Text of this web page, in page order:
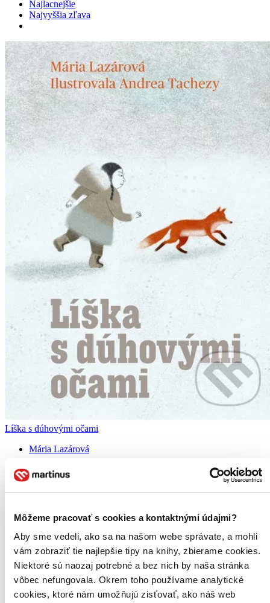
Môžeme pracovať s cookies a kontaktnými údajmi?
Aby sme vedeli, ako sa na našom webe správate, a mohli
vám zobraziť tie najlepšie tipy na knihy, zbierame cookies.
Niektoré sú naozaj potrebné a bez nich by naša stránka
vôbec nefungovala. Okrem toho používame analytické
cookies, ktoré nám umožňujú zisťovať, ako náš web
Najlacnejšie
Najvyššia zľava
Líška s dúhovými očami
Mária Lazárová
V malej dedine ďaleko na severe žije osemročná Hani so svojím
starým otcom. V jeden deň natrafia na zranené líščie mláďa a
prinesú si ho domov. Líška dostane meno Merit a medzi ňou a
zmizne...
Kniha pevná väzba
Na sklade 5 ks
Táto kniha sa môže na cestu ku vám vybrať prakticky
okamžite! Ak si ju objednáte do 13:00 v pracovný deň,
odošleme vám ju ešte dnes, inak najneskôr nasledujúci
pracovný deň.